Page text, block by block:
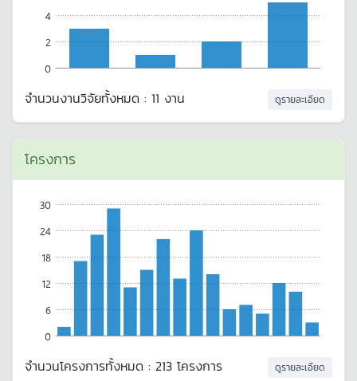
0
2
4
ดูรายละเอียด
จำนวนงานวิจัยทั้งหมด : 11 งาน
โครงการ
0
6
12
18
24
30
ดูรายละเอียด
จำนวนโครงการทั้งหมด : 213 โครงการ